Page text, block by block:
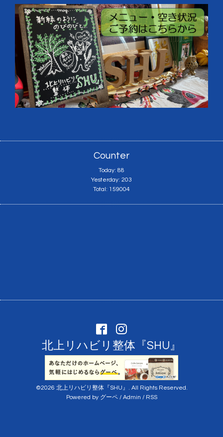
Counter
Today: 88
Yesterday: 203
Total: 159004
北上リハビリ整体『SHU』
©2026 北上リハビリ整体『SHU』
. All Rights Reserved.
Powered by グーペ/ Admin / RSS